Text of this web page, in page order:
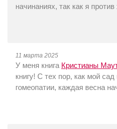
начинаниях, так как я
11 марта 2025
У меня книга Кристианы
книгу! С тех пор, как мой
гомеопатии, каждая весна